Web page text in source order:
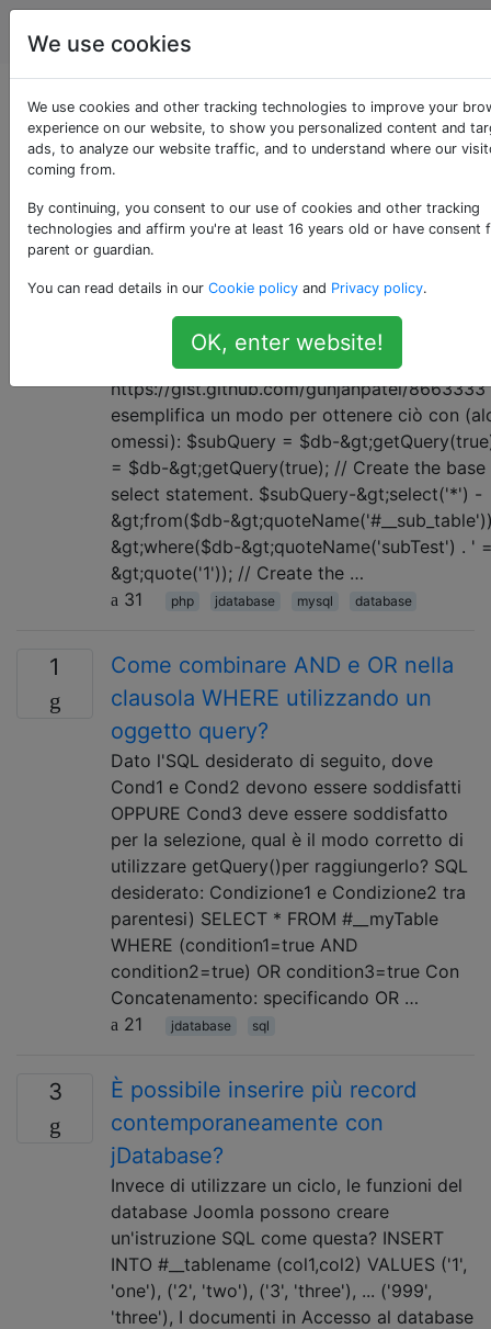
Joomla
Domande taggate
«jdatabase»
4
Metodo per la creazione di una
mediante JDatabase
A
, non esiste un metodo documentato per
sottoquery usando JDatabase.
https://gist.github.com/gunjanpatel/8663333
esemplifica un modo per ottenere ciò con
omessi): $subQuery = $db-
= $db-&gt;getQuery(true); // Create the base
select statement. $subQuery-&gt;select('*') -
&gt;from($db-
&gt;where($db-&gt;quoteName('subTest') . '
&gt;quote('1')); // Create the …
31
php jdatabase mysql database
1
Come combinare AND e OR nella
clausola WHERE utilizzando un
oggetto query?
Dato l'SQL desiderato di seguito, dove
Cond1 e Cond2 devono essere soddisfatti
OPPURE Cond3 deve essere soddisfatto
per la selezione, qual è il modo corretto di
utilizzare getQuery()per raggiungerlo? SQL
desiderato: Condizione1 e Condizione2 tra
parentesi) SELECT * FROM #__myTable
WHERE (condition1=true AND
condition2=true) OR condition3=true Con
Concatenamento: specificando OR …
21
jdatabase sql
3
È possibile inserire più record
contemporaneamente con
jDatabase?
Invece di utilizzare un ciclo, le funzioni del
database Joomla possono creare
un'istruzione SQL come questa? INSERT
INTO #__tablename (col1,col2) VALUES ('1',
'one'), ('2', 'two'), ('3', 'three'), ... ('999',
'three'), I documenti in Accesso al database
We use cookies
We use cookies and other tracking technologies to improve your
experience on our website, to show you personalized content and
ads, to analyze our website traffic, and to understand where our
coming from.
By continuing, you consent to our use of cookies and other tracking
technologies and affirm you're at least 16 years old or have consent
parent or guardian.
You can read details in our Cookie policy and Privacy policy.
OK, enter website!